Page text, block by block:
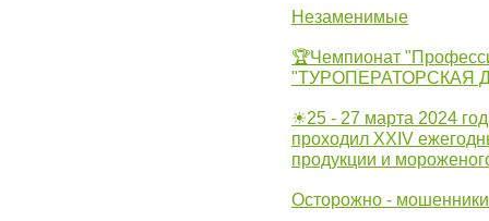
Незаменимые
🏆Чемпионат
"ТУРОПЕРАТОРСКАЯ
☀25 - 27 марта 2024
проходил XXIV
продукции и
Осторожно -